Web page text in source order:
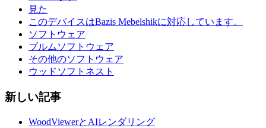
見た
このデバイスはBazis Mebelshikに対応しています。
ソフトウェア
ブルムソフトウェア
その他のソフトウェア
ウッドソフトネスト
新しい記事
WoodViewerとAIレンダリング